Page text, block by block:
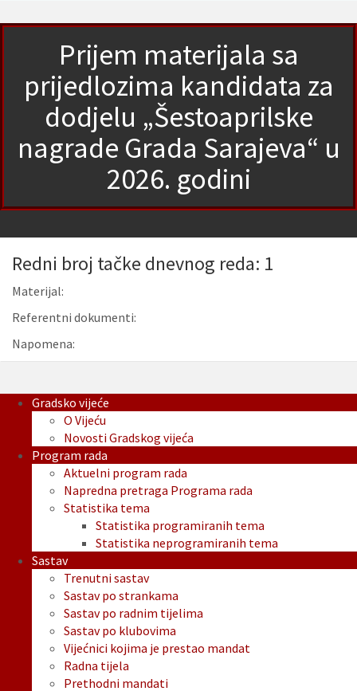
Prijem materijala sa
prijedlozima kandidata za
dodjelu „Šestoaprilske
nagrade Grada Sarajeva“ u
2026. godini
Redni broj tačke dnevnog reda: 1
Materijal:
Referentni dokumenti:
Napomena:
Gradsko vijeće
O Vijeću
Novosti Gradskog vijeća
Program rada
Aktuelni program rada
Napredna pretraga Programa rada
Statistika tema
Statistika programiranih tema
Statistika neprogramiranih tema
Sastav
Trenutni sastav
Sastav po strankama
Sastav po radnim tijelima
Sastav po klubovima
Vijećnici kojima je prestao mandat
Radna tijela
Prethodni mandati